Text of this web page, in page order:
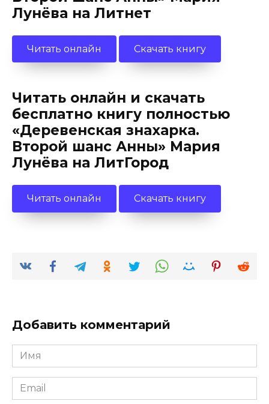
Лунёва на Литнет
Читать онлайн Скачать книгу
Читать онлайн и скачать
бесплатно книгу полностью
«Деревенская знахарка.
Второй шанс Анны» Мария
Лунёва на ЛитГород
Читать онлайн Скачать книгу
Добавить комментарий
Имя
*
Email
*